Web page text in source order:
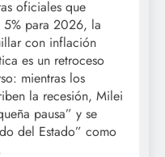
oficiales que
5% para 2026, la
con inflación
es un retroceso
mientras los
la recesión, Milei
pausa” y se
del Estado” como